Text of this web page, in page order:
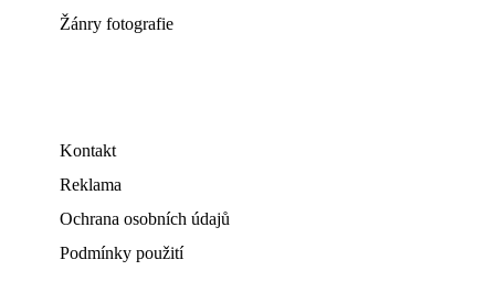
Žánry fotografie
Kontakt
Reklama
Ochrana osobních údajů
Podmínky použití